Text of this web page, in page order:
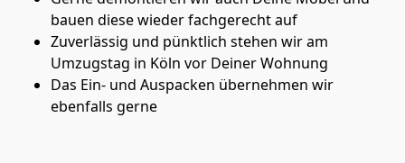
bauen diese wieder fachgerecht auf
Zuverlässig und pünktlich stehen wir am
Umzugstag in Köln vor Deiner Wohnung
Das Ein- und Auspacken übernehmen wir
ebenfalls gerne